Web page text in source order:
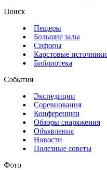
Поиск
Пещеры
Большие залы
Сифоны
Карстовые источники
Библиотека
События
Экспедиции
Соревнования
Конференции
Обзоры снаряжения
Объявления
Новости
Полезные советы
Фото